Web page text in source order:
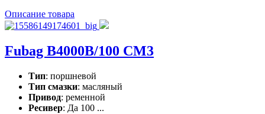
Описание товара
Fubag B4000B/100 CM3
Тип: поршневой
Тип смазки: масляный
Привод: ременной
Ресивер: Да 100 ...